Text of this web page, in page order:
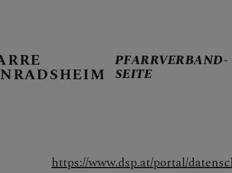
PFARRVERBAND-
SEITE
https://www.dsp.at/portal/